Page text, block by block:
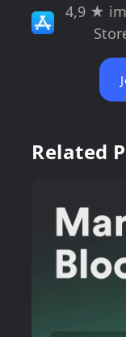
4,9 ★
Related